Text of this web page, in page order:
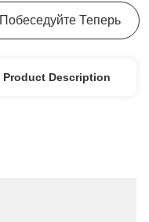
Побеседуйте Теперь
Product Description